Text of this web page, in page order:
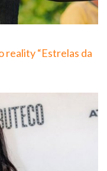
reality “Estrelas da